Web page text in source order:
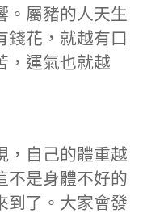
。屬豬的人天生
錢花，就越有口
，運氣也就越
，自己的體重越
不是身體不好的
到了。大家會發